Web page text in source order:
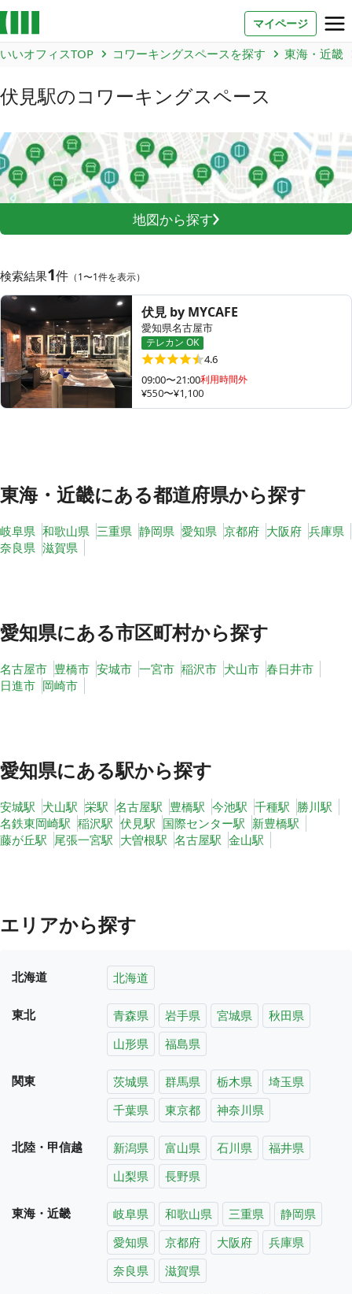
マイページ
よくあるご質問
法人での利用
いいオフィス（コワーキングスペース）
いい会議室（会議室専用スペース）
FCオーナー募集
コワーキング運営DXシステム
E Solution
いいオフィスTOP コワーキングスペースを探す 東海・近畿
伏見駅のコワーキングスペース
地図から探す
検索結果1件 （1〜1件を表示）
伏見 by MYCAFE
愛知県名古屋市
テレカン OK
4.6
09:00〜21:00利用時間外
¥550〜¥1,100
東海・近畿にある都道府県から探す
岐阜県 和歌山県 三重県 静岡県 愛知県 京都府 大阪府 兵庫県
奈良県 滋賀県
愛知県にある市区町村から探す
名古屋市 豊橋市 安城市 一宮市 稲沢市 犬山市 春日井市
日進市 岡崎市
愛知県にある駅から探す
安城駅 犬山駅 栄駅 名古屋駅 豊橋駅 今池駅 千種駅 勝川駅
名鉄東岡崎駅 稲沢駅 伏見駅 国際センター駅 新豊橋駅
藤が丘駅 尾張一宮駅 大曽根駅 名古屋駅 金山駅
エリアから探す
北海道 北海道
東北 青森県 岩手県 宮城県
秋田県
山形県
福島県
関東 茨城県 群馬県 栃木県
埼玉県
千葉県
東京都 神奈川県
北陸・甲信越 新潟県 富山県 石川県
福井県
山梨県
長野県
東海・近畿 岐阜県 和歌山県 三重県
静岡県
愛知県
京都府 大阪府
兵庫県
奈良県
滋賀県